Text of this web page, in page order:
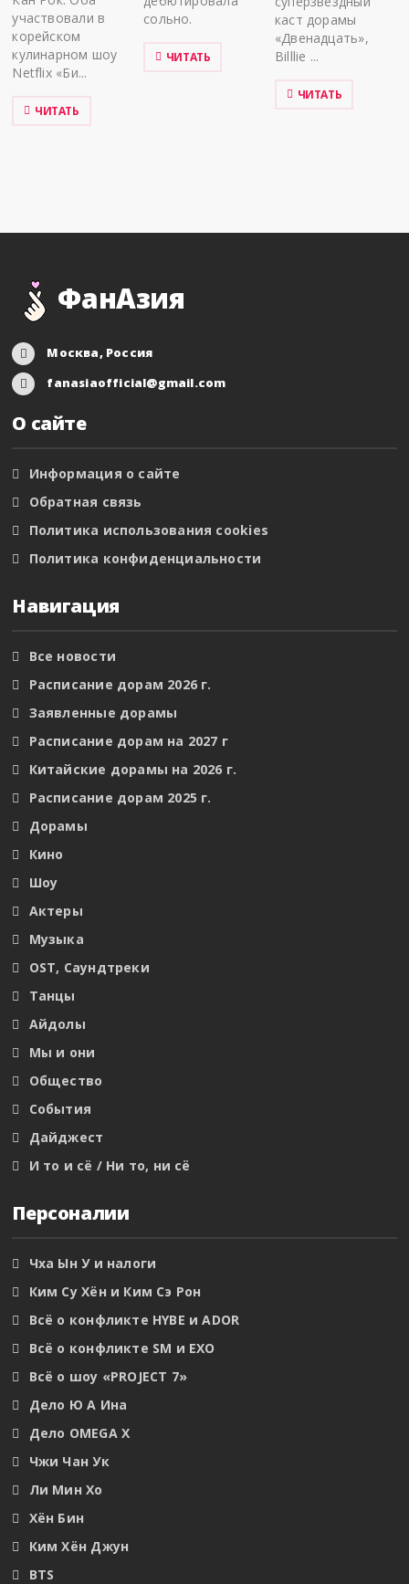
участвовали в
корейском
кулинарном шоу
Netflix «Би...
ЧИТАТЬ
сольно.
ЧИТАТЬ
каст дорамы
«Двенадцать»,
Billlie ...
ЧИТАТЬ
ФанАзия
Москва, Россия
fanasiaofficial@gmail.com
О сайте
Информация о сайте
Обратная связь
Политика использования cookies
Политика конфиденциальности
Навигация
Все новости
Расписание дорам 2026 г.
Заявленные дорамы
Расписание дорам на 2027 г
Китайские дорамы на 2026 г.
Расписание дорам 2025 г.
Дорамы
Кино
Шоу
Актеры
Музыка
OST, Саундтреки
Танцы
Айдолы
Мы и они
Общество
События
Дайджест
И то и сё / Ни то, ни сё
Персоналии
Чха Ын У и налоги
Ким Су Хён и Ким Сэ Рон
Всё о конфликте HYBE и ADOR
Всё о конфликте SM и EXO
Всё о шоу «PROJECT 7»
Дело Ю А Ина
Дело OMEGA X
Чжи Чан Ук
Ли Мин Хо
Хён Бин
Ким Хён Джун
BTS